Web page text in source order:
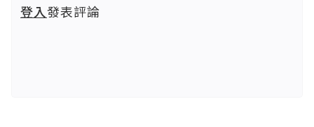
登入發表評論